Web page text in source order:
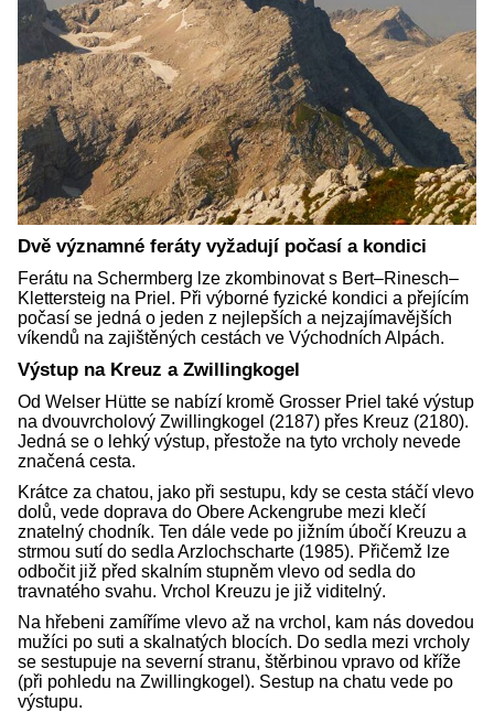
Dvě významné feráty vyžadují počasí a kondici
Ferátu na Schermberg lze zkombinovat s Bert–Rinesch–
Klettersteig na Priel. Při výborné fyzické kondici a přejícím
počasí se jedná o jeden z nejlepších a nejzajímavějších
víkendů na zajištěných cestách ve Východních Alpách.
Výstup na Kreuz a Zwillingkogel
Od Welser Hütte se nabízí kromě Grosser Priel také výstup
na dvouvrcholový Zwillingkogel (2187) přes Kreuz (2180).
Jedná se o lehký výstup, přestože na tyto vrcholy nevede
značená cesta.
Krátce za chatou, jako při sestupu, kdy se cesta stáčí vlevo
dolů, vede doprava do Obere Ackengrube mezi klečí
znatelný chodník. Ten dále vede po jižním úbočí Kreuzu a
strmou sutí do sedla Arzlochscharte (1985). Přičemž lze
odbočit již před skalním stupněm vlevo od sedla do
travnatého svahu. Vrchol Kreuzu je již viditelný.
Na hřebeni zamíříme vlevo až na vrchol, kam nás dovedou
mužíci po suti a skalnatých blocích. Do sedla mezi vrcholy
se sestupuje na severní stranu, štěrbinou vpravo od kříže
(při pohledu na Zwillingkogel). Sestup na chatu vede po
výstupu.